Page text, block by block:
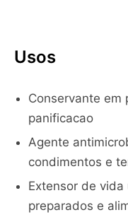
Usos
Conservante em
panificacao
Agente
condimentos e
Extensor de
preparados e